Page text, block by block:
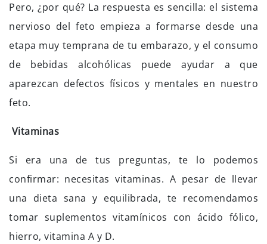
Pero, ¿por qué? La respuesta es sencilla: el sistema
nervioso del feto empieza a formarse desde una
etapa muy temprana de tu embarazo, y el consumo
de bebidas alcohólicas puede ayudar a que
aparezcan defectos físicos y mentales en nuestro
feto.
Vitaminas
Si era una de tus preguntas, te lo podemos
confirmar: necesitas vitaminas. A pesar de llevar
una dieta sana y equilibrada, te recomendamos
tomar suplementos vitamínicos con ácido fólico,
hierro, vitamina A y D.